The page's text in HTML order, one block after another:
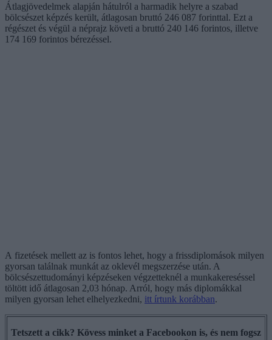
Átlagjövedelmek alapján hátulról a harmadik helyre a szabad
bölcsészet képzés került, átlagosan bruttó 246 087 forinttal. Ezt a
régészet és végül a néprajz követi a bruttó 240 146 forintos, illetve
174 169 forintos bérezéssel.
A fizetések mellett az is fontos lehet, hogy a frissdiplomások milyen
gyorsan találnak munkát az oklevél megszerzése után. A
bölcsészettudományi képzéseken végzetteknél a munkakereséssel
töltött idő átlagosan 2,03 hónap. Arról, hogy más diplomákkal
milyen gyorsan lehet elhelyezkedni, itt írtunk korábban.
Tetszett a cikk? Kövess minket a Facebookon is, és nem fogsz